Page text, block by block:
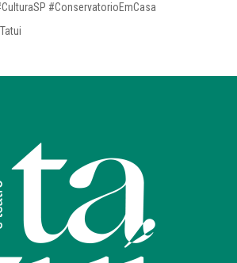
#ConservatorioEmCasa